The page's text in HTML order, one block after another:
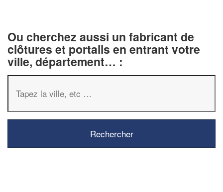
Ou cherchez aussi un fabricant de
clôtures et portails en entrant votre
ville, département… :